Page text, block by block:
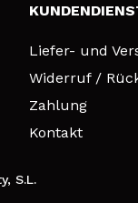
Liefer- und
Widerruf /
Zahlung
Kontakt
S.L.